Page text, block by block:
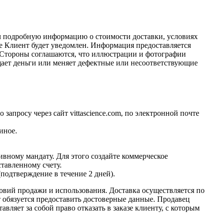
информацию о стоимости доставки, условиях
будет уведомлен. Информация предоставляется
соглашаются, что иллюстрации и фотографии
деньги или меняет дефектные или несоответствующие
через сайт vittascience.com, по электронной почте
мандату. Для этого создайте коммерческое
счету.
в течение 2 дней).
продажи и использования. Доставка осуществляется по
предоставить достоверные данные. Продавец
за собой право отказать в заказе клиенту, с которым